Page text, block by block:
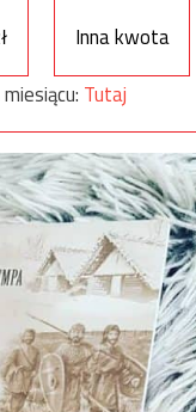
Inna kwota
Tutaj